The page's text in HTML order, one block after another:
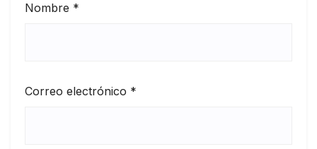
Nombre *
Correo electrónico *